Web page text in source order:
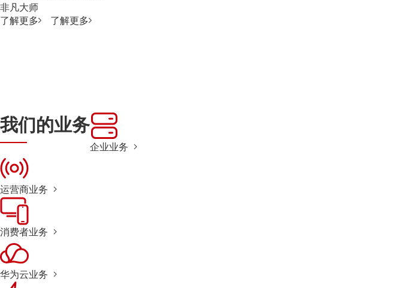
非凡大师
了解更多
了解更多
我们的业务
企业业务
运营商业务
消费者业务
华为云业务